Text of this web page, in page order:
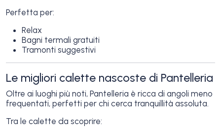
Perfetta per:
Relax
Bagni termali gratuiti
Tramonti suggestivi
Le migliori calette nascoste di Pantelleria
Oltre ai luoghi più noti, Pantelleria è ricca di angoli meno
frequentati, perfetti per chi cerca tranquillità assoluta.
Tra le calette da scoprire: